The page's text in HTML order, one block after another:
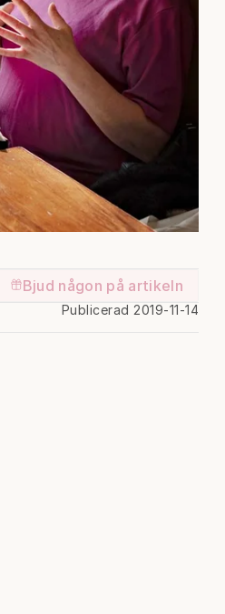
Bjud någon på artikeln
Publicerad 2019-11-14